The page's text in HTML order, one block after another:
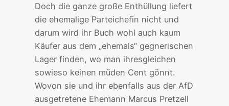
Doch die ganze große Enthüllung liefert
die ehemalige Parteichefin nicht und
darum wird ihr Buch wohl auch kaum
Käufer aus dem „ehemals“ gegnerischen
Lager finden, wo man ihresgleichen
sowieso keinen müden Cent gönnt.
Wovon sie und ihr ebenfalls aus der AfD
ausgetretene Ehemann Marcus Pretzell